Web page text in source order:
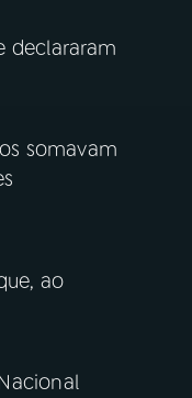
declararam
somavam
ao